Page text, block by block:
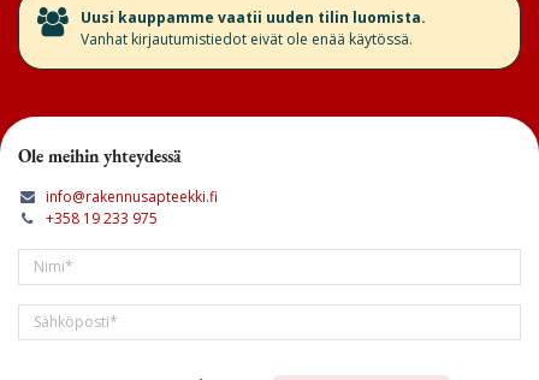
​Uusi kauppamme vaatii uuden tilin luomista.
Vanhat kirjautumistiedot eivät ole enää käytössä.
Ole meihin yhteydessä
info@rakennusapteekki.fi
+358 19 233 975